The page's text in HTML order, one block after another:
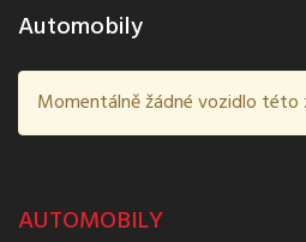
Automobily
Momentálně žádné vozidlo této
AUTOMOBILY